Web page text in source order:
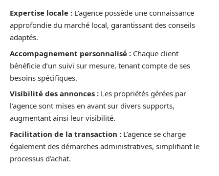
Expertise locale : L’agence possède une connaissance
approfondie du marché local, garantissant des conseils
adaptés.
Accompagnement personnalisé : Chaque client
bénéficie d’un suivi sur mesure, tenant compte de ses
besoins spécifiques.
Visibilité des annonces : Les propriétés gérées par
l’agence sont mises en avant sur divers supports,
augmentant ainsi leur visibilité.
Facilitation de la transaction : L’agence se charge
également des démarches administratives, simplifiant le
processus d’achat.